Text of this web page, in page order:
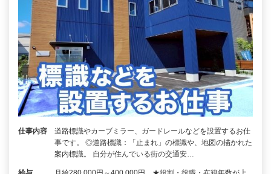
仕事内容
道路標識やカーブミラー、ガードレールなどを設置するお仕
事です。 ◎道路標識：「止まれ」の標識や、地図の描かれた
案内標識。 自分が住んでいる街の交通安…